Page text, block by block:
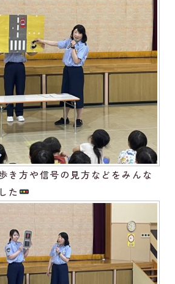
き方や信号の見方などをみんな
た